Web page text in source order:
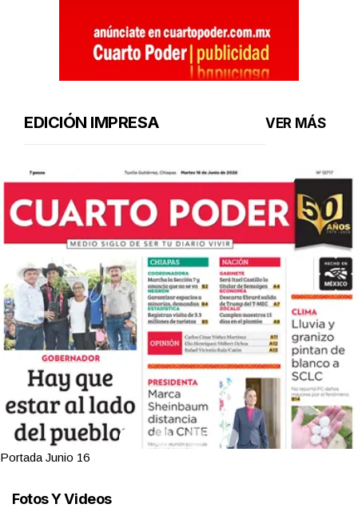
EDICIÓN IMPRESA VER MÁS
Portada Junio 16
Fotos Y Videos